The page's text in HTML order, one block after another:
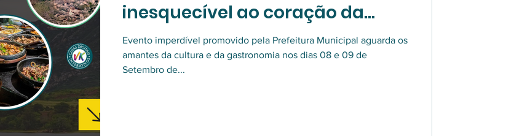
inesquecível ao coração da
Serra Geral
Evento imperdível promovido pela Prefeitura Municipal aguarda os
amantes da cultura e da gastronomia nos dias 08 e 09 de
Setembro de...